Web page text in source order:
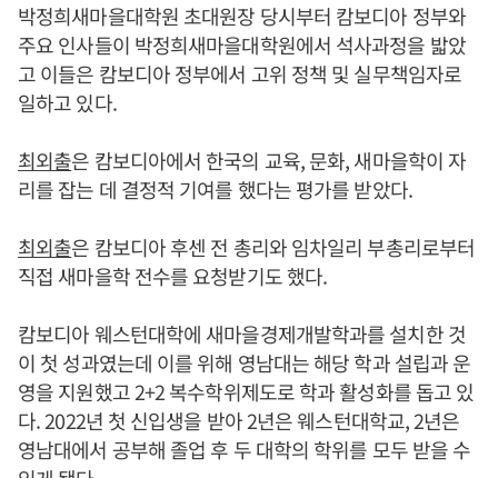
박정희새마을대학원 초대원장 당시부터 캄보디아 정부와
주요 인사들이 박정희새마을대학원에서 석사과정을 밟았
고 이들은 캄보디아 정부에서 고위 정책 및 실무책임자로
일하고 있다.
최외출은 캄보디아에서 한국의 교육, 문화, 새마을학이 자
리를 잡는 데 결정적 기여를 했다는 평가를 받았다.
최외출은 캄보디아 후센 전 총리와 임차일리 부총리로부터
직접 새마을학 전수를 요청받기도 했다.
캄보디아 웨스턴대학에 새마을경제개발학과를 설치한 것
이 첫 성과였는데 이를 위해 영남대는 해당 학과 설립과 운
영을 지원했고 2+2 복수학위제도로 학과 활성화를 돕고 있
다. 2022년 첫 신입생을 받아 2년은 웨스턴대학교, 2년은
영남대에서 공부해 졸업 후 두 대학의 학위를 모두 받을 수